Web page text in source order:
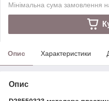
Мінімальна сума замовлення
Опис Характеристики
Опис